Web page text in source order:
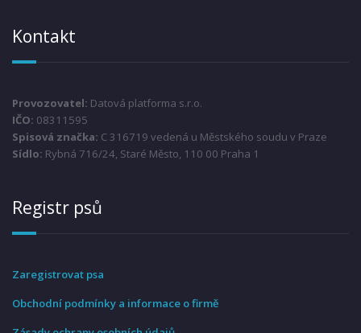
Kontakt
Provozovatel: Datová platforma s.r.o.
IČO: 08311595
Spisová značka: C 316719 vedená u Městského soudu v Praze
Sídlo: Rybná 716/24, Staré Město, 110 00 Praha 1
Registr psů
Zaregistrovat psa
Obchodní podmínky a informace o firmě